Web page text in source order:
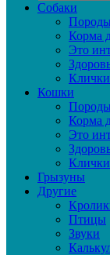
Собаки
Корма
Это
Клички
Кошки
Корма
Это
Клички
Грызуны
Другие
Птицы
Звуки